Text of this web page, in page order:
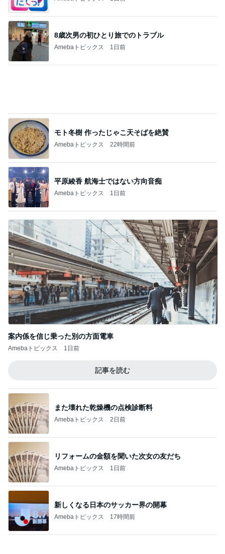
案内係を信じ乗った別の方面電車
また壊れた乾燥機の点検診断料
Amebaトピックス 2日前
リフォームの金額を聞いた次女の友だち
Amebaトピックス 1日前
新しくなる日本のサッカー界の開幕
Amebaトピックス 17時間前
市川由紀乃 母とクラフトビール
Amebaトピックス 1日前
日本のカフェで感激したパフェ
Amebaトピックス
記事を読む
交通費3万円の受け取りを断る父
Amebaトピックス 1日前